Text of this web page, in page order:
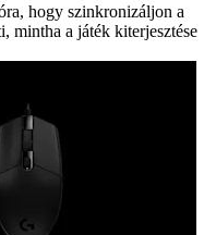
hogy szinkronizáljon a
mintha a játék kiterjesztése